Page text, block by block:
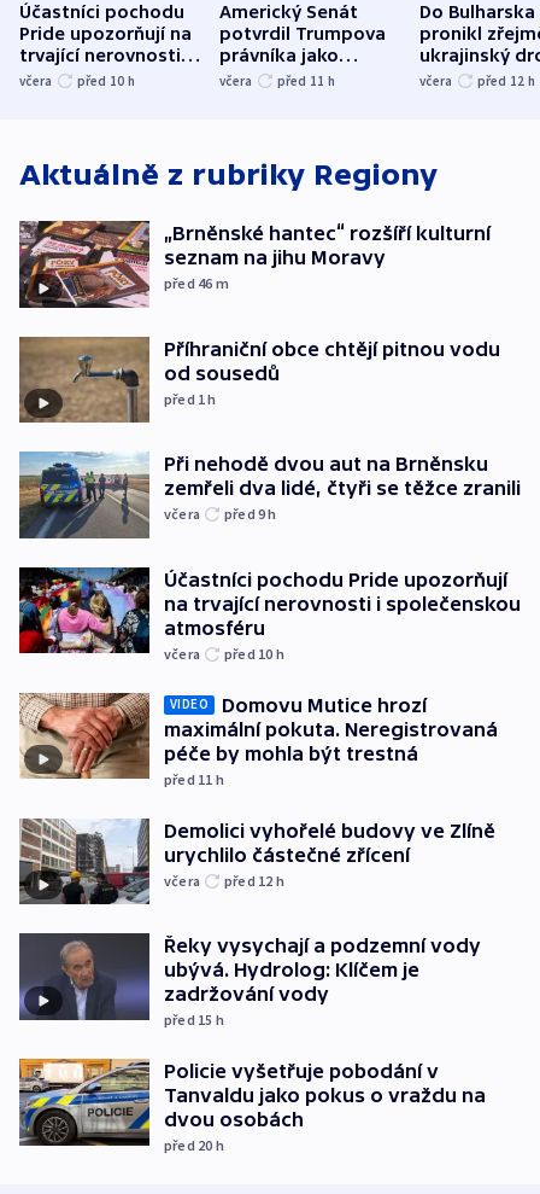
Účastníci pochodu
Pride upozorňují na
trvající nerovnosti i
společenskou
včera před 10 h
Americký Senát
potvrdil Trumpova
právníka jako
ministra
včera před 11 h
Do Bulharska
pronikl
ukrajinský
explodoval
včera před 12 h
Aktuálně z rubriky Regiony
„Brněnské hantec“ rozšíří kulturní
seznam na jihu Moravy
před 46 m
Příhraniční obce chtějí pitnou vodu
od sousedů
před 1h
Při nehodě dvou aut na Brněnsku
zemřeli dva lidé, čtyři se těžce zranili
včera před 9h
Účastníci pochodu Pride upozorňují
na trvající nerovnosti i společenskou
atmosféru
včera před 10 h
VIDEO
Domovu Mutice hrozí
maximální pokuta. Neregistrovaná
péče by mohla být trestná
před 11 h
Demolici vyhořelé budovy ve Zlíně
urychlilo částečné zřícení
včera před 12 h
Řeky vysychají a podzemní vody
ubývá. Hydrolog: Klíčem je
zadržování vody
před 15 h
Policie vyšetřuje pobodání v
Tanvaldu jako pokus o vraždu na
dvou osobách
před 20 h